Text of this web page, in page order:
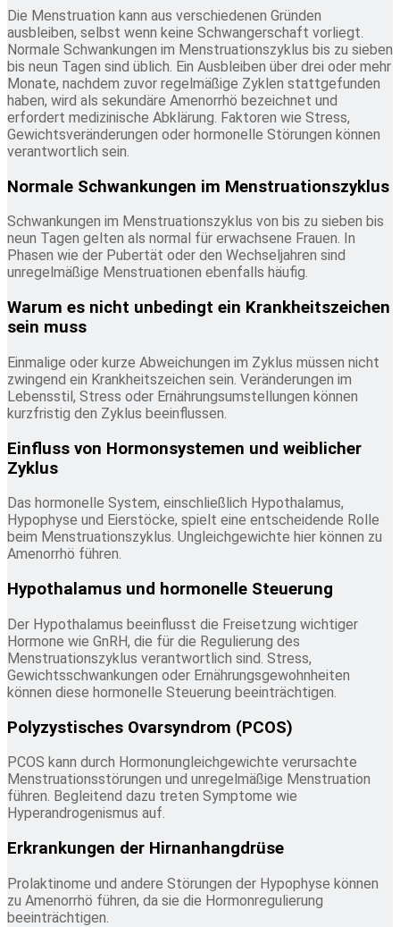
Die Menstruation kann aus verschiedenen Gründen
ausbleiben, selbst wenn keine Schwangerschaft vorliegt.
Normale Schwankungen im Menstruationszyklus bis zu sieben
bis neun Tagen sind üblich. Ein Ausbleiben über drei oder mehr
Monate, nachdem zuvor regelmäßige Zyklen stattgefunden
haben, wird als sekundäre Amenorrhö bezeichnet und
erfordert medizinische Abklärung. Faktoren wie Stress,
Gewichtsveränderungen oder hormonelle Störungen können
verantwortlich sein.
Normale Schwankungen im Menstruationszyklus
Schwankungen im Menstruationszyklus von bis zu sieben bis
neun Tagen gelten als normal für erwachsene Frauen. In
Phasen wie der Pubertät oder den Wechseljahren sind
unregelmäßige Menstruationen ebenfalls häufig.
Warum es nicht unbedingt ein Krankheitszeichen
sein muss
Einmalige oder kurze Abweichungen im Zyklus müssen nicht
zwingend ein Krankheitszeichen sein. Veränderungen im
Lebensstil, Stress oder Ernährungsumstellungen können
kurzfristig den Zyklus beeinflussen.
Einfluss von Hormonsystemen und weiblicher
Zyklus
Das hormonelle System, einschließlich Hypothalamus,
Hypophyse und Eierstöcke, spielt eine entscheidende Rolle
beim Menstruationszyklus. Ungleichgewichte hier können zu
Amenorrhö führen.
Hypothalamus und hormonelle Steuerung
Der Hypothalamus beeinflusst die Freisetzung wichtiger
Hormone wie GnRH, die für die Regulierung des
Menstruationszyklus verantwortlich sind. Stress,
Gewichtsschwankungen oder Ernährungsgewohnheiten
können diese hormonelle Steuerung beeinträchtigen.
Polyzystisches Ovarsyndrom (PCOS)
PCOS kann durch Hormonungleichgewichte verursachte
Menstruationsstörungen und unregelmäßige Menstruation
führen. Begleitend dazu treten Symptome wie
Hyperandrogenismus auf.
Erkrankungen der Hirnanhangdrüse
Prolaktinome und andere Störungen der Hypophyse können
zu Amenorrhö führen, da sie die Hormonregulierung
beeinträchtigen.